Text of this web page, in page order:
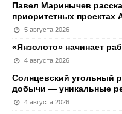
Павел Маринычев
приоритетных
5 августа 2026
«Янзолото» начинает
4 августа 2026
Солнцевский угольный
добычи — уникальные
4 августа 2026